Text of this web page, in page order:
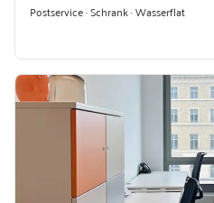
Postservice · Schrank · Wasserflat